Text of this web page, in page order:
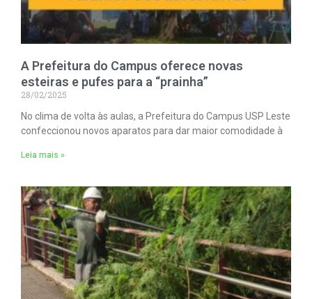
A Prefeitura do Campus oferece novas
esteiras e pufes para a “prainha”
28/02/2025
No clima de volta às aulas, a Prefeitura do Campus USP Leste
confeccionou novos aparatos para dar maior comodidade à
Leia mais »